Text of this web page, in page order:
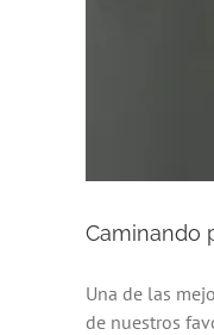
Caminando
Una de las
de nuestros